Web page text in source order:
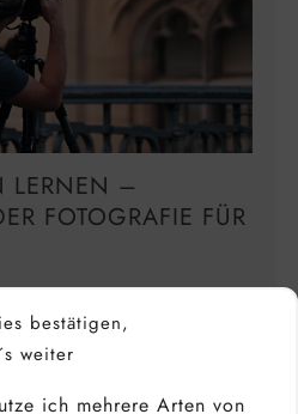
bestätigen,
weiter
ich mehrere Arten von
LERNEN –
FOTOGRAFIE FÜR